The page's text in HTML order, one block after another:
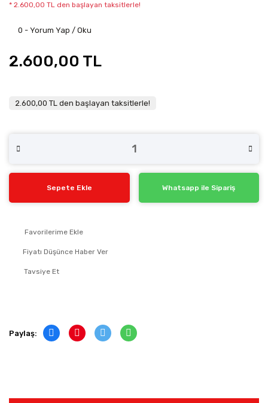
* 2.600,00 TL den başlayan taksitlerle!
0 - Yorum Yap / Oku
2.600,00 TL
2.600,00 TL den başlayan taksitlerle!
Sepete Ekle Whatsapp ile Sipariş
Fiyatı Düşünce Haber Ver
Tavsiye Et
Paylaş: